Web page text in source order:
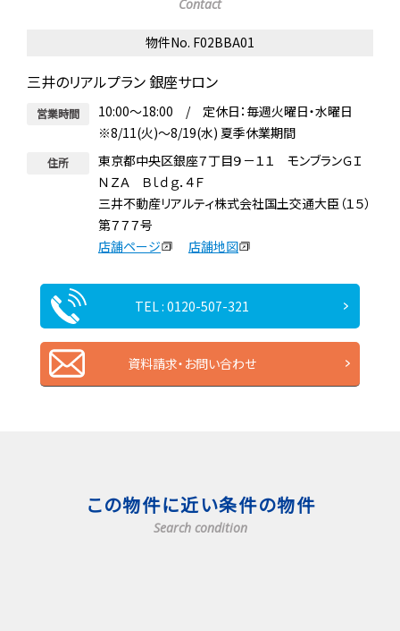
Contact
物件No. F02BBA01
三井のリアルプラン 銀座サロン
営業時間
10:00～18:00 / 定休日：毎週火曜日・水曜日
※8/11(火)～8/19(水) 夏季休業期間
住所
東京都中央区銀座７丁目９－１１ モンブランＧＩ
ＮＺＡ Ｂｌｄｇ．４Ｆ
三井不動産リアルティ株式会社国土交通大臣（１５）
第７７７号
店舗ページ
店舗地図
TEL : 0120-507-321
資料請求・お問い合わせ
この物件に近い条件の物件
Search condition